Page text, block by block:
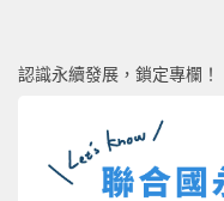
認識永續發展，鎖定專欄！